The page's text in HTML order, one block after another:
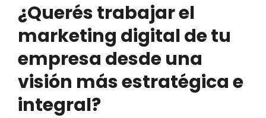
¿Querés trabajar el
marketing digital de tu
empresa desde una
visión más estratégica e
integral?